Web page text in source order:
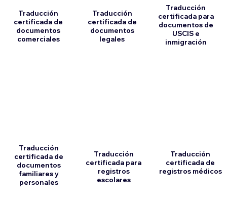
Traducción
certificada de
documentos
comerciales
Traducción
certificada de
documentos
familiares y
personales
Traducción
certificada de
documentos
legales
Traducción
certificada para
registros
escolares
Traducción
certificada para
documentos de
USCIS e
inmigración
Traducción
certificada de
registros médicos